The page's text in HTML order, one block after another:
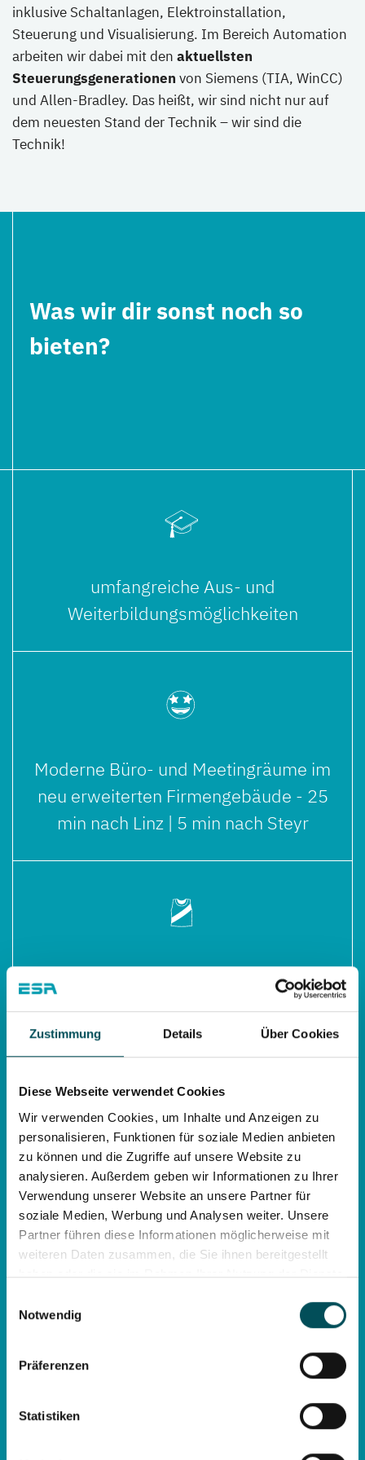
Zustimmung Details Über Cookies
Diese Webseite verwendet Cookies
Wir verwenden Cookies, um Inhalte und Anzeigen zu
personalisieren, Funktionen für soziale Medien anbieten
zu können und die Zugriffe auf unsere Website zu
analysieren. Außerdem geben wir Informationen zu Ihrer
Verwendung unserer Website an unsere Partner für
soziale Medien, Werbung und Analysen weiter. Unsere
Partner führen diese Informationen möglicherweise mit
weiteren Daten zusammen, die Sie ihnen bereitgestellt
haben oder die sie im Rahmen Ihrer Nutzung der Dienste
Notwendig
Präferenzen
Statistiken
inklusive Schaltanlagen, Elektroinstallation,
Steuerung und Visualisierung. Im Bereich Automation
arbeiten wir dabei mit den aktuellsten
Steuerungsgenerationen von Siemens (TIA, WinCC)
und Allen-Bradley. Das heißt, wir sind nicht nur auf
dem neuesten Stand der Technik – wir sind die
Technik!
Was wir dir sonst noch so
bieten?
umfangreiche Aus- und
Weiterbildungsmöglichkeiten
Moderne Büro- und Meetingräume im
neu erweiterten Firmengebäude - 25
min nach Linz | 5 min nach Steyr
gemeinsame Sportaktivitäten wie
Radausfahrten, Volleyball, Fußball,
Tennis, Klettern, Laufen,...
coole Feste und Betriebausflüge